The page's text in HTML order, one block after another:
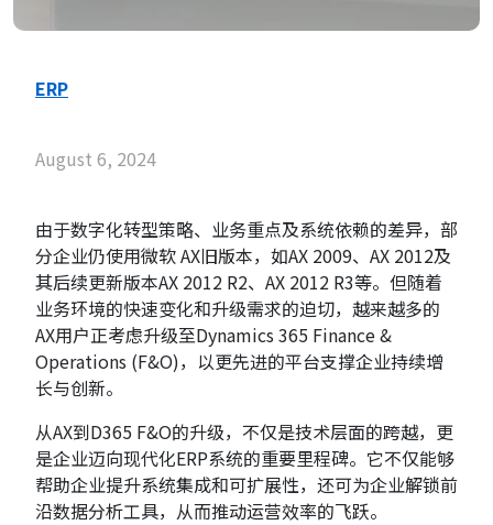
ERP
August 6, 2024
由于数字化转型策略、业务重点及系统依赖的差异，部
分企业仍使用微软 AX旧版本，如AX 2009、AX 2012及
其后续更新版本AX 2012 R2、AX 2012 R3等。但随着
业务环境的快速变化和升级需求的迫切，越来越多的
AX用户正考虑升级至Dynamics 365 Finance &
Operations (F&O)，以更先进的平台支撑企业持续增
长与创新。
从AX到D365 F&O的升级，不仅是技术层面的跨越，更
是企业迈向现代化ERP系统的重要里程碑。它不仅能够
帮助企业提升系统集成和可扩展性，还可为企业解锁前
沿数据分析工具，从而推动运营效率的飞跃。